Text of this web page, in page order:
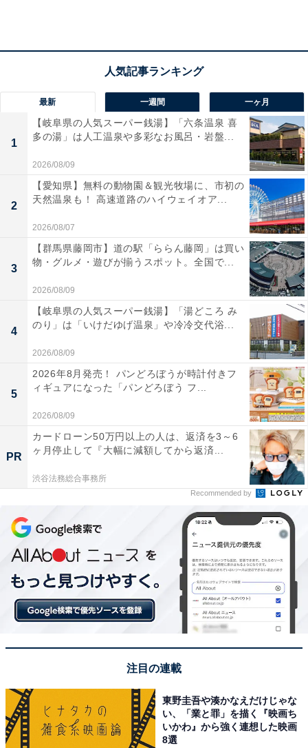
新東名高速道路や東北自動車道だけでなく、日本の高速
道路の実態は100km/hで流れている区間ばかりではない
というのが実態。速度上限引き上げの対象となるのは、
110km/hなり120km/hなりの速度設計がされているのが
条件とされている。
しかし、上記2つの高速道路（一部区間）だけでなく、
交通の安全性を確保しながら、円滑の確保もそろそろ議
論だけでなく実現化されるべきだろう。それは120km/h
でなくても実態に即して110km/hでもいい。その第一歩
になるのが新東名高速道の110km/h引き上げになるはず
だ。
最新 一週間 一ヶ月
1
【岐阜県の人気スーパー銭湯】「六条温泉 喜
多の湯」は人工温泉や多彩なお風呂・岩盤...
2026/08/09
2
【愛知県】無料の動物園＆観光牧場に、市初の
天然温泉も！ 高速道路のハイウェイオア...
2026/08/07
3
【群馬県藤岡市】道の駅「ららん藤岡」は買い
物・グルメ・遊びが揃うスポット。全国で...
2026/08/09
4
【岐阜県の人気スーパー銭湯】「湯どころ み
のり」は「いけだゆげ温泉」や冷冷交代浴...
2026/08/09
5
2026年8月発売！ パンどろぼうが時計付きフ
ィギュアになった「パンどろぼう フ...
2026/08/09
PR
カードローン50万円以上の人は、返済を3～6
ヶ月停止して『大幅に減額してから返済...
渋谷法務総合事務所
Recommended by
注目の連載
東野圭吾や湊かなえだけじゃな
い、「業と罪」を描く『映画ち
いかわ』から強く連想した映画
8選